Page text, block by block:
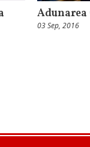
Adunarea
03 Sep, 2016